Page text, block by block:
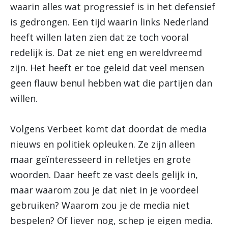
waarin alles wat progressief is in het defensief
is gedrongen. Een tijd waarin links Nederland
heeft willen laten zien dat ze toch vooral
redelijk is. Dat ze niet eng en wereldvreemd
zijn. Het heeft er toe geleid dat veel mensen
geen flauw benul hebben wat die partijen dan
willen.
Volgens Verbeet komt dat doordat de media
nieuws en politiek opleuken. Ze zijn alleen
maar geïnteresseerd in relletjes en grote
woorden. Daar heeft ze vast deels gelijk in,
maar waarom zou je dat niet in je voordeel
gebruiken? Waarom zou je de media niet
bespelen? Of liever nog, schep je eigen media.